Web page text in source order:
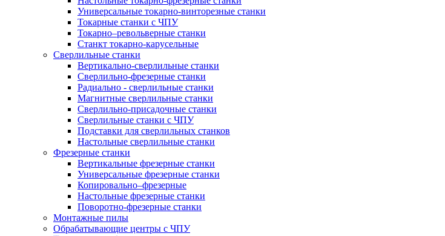
Универсальные токарно-винторезные станки
Токарные станки с ЧПУ
Токарно–револьверные станки
Станкт токарно-карусельные
Сверлильные станки
Вертикально-сверлильные станки
Сверлильно-фрезерные станки
Радиально - сверлильные станки
Магнитные сверлильные станки
Сверлильно-присадочные станки
Сверлильные станки с ЧПУ
Подставки для сверлильных станков
Настольные сверлильные станки
Фрезерные станки
Вертикальные фрезерные станки
Универсальные фрезерные станки
Копировально–фрезерные
Настольные фрезерные станки
Поворотно-фрезерные станки
Монтажные пилы
Обрабатывающие центры с ЧПУ